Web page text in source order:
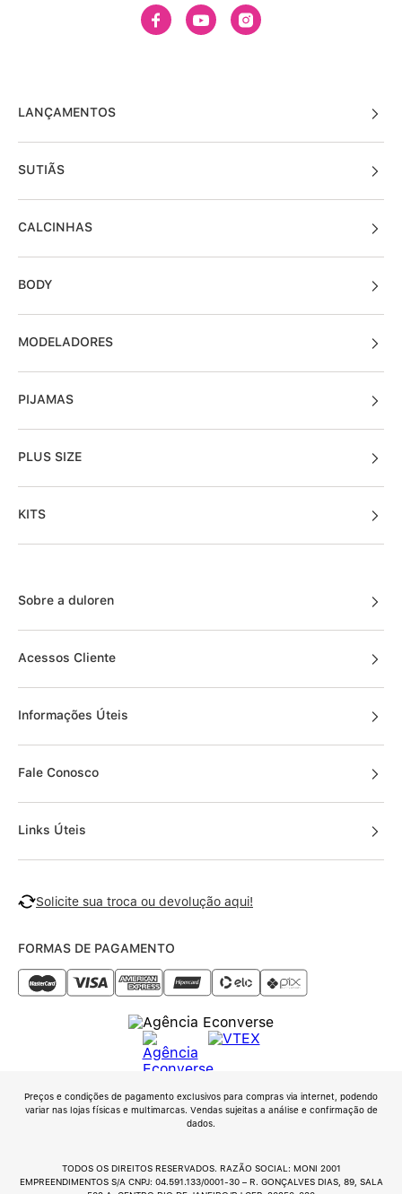
LANÇAMENTOS
SUTIÃS
CALCINHAS
BODY
MODELADORES
PIJAMAS
PLUS SIZE
KITS
Sobre a duloren
Acessos Cliente
Informações Úteis
Fale Conosco
Links Úteis
Solicite sua troca ou devolução aqui!
FORMAS DE PAGAMENTO
Preços e condições de pagamento exclusivos para compras via internet, podendo
variar nas lojas físicas e multimarcas. Vendas sujeitas a análise e confirmação de
dados.
TODOS OS DIREITOS RESERVADOS. RAZÃO SOCIAL: MONI 2001
EMPREENDIMENTOS S/A CNPJ: 04.591.133/0001-30 – R. GONÇALVES DIAS, 89, SALA